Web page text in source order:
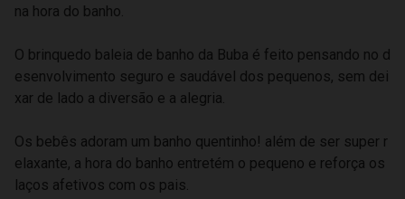
na hora do banho.
O brinquedo baleia de banho da Buba é feito pensando no d
esenvolvimento seguro e saudável dos pequenos, sem dei
xar de lado a diversão e a alegria.
Os bebês adoram um banho quentinho! além de ser super r
elaxante, a hora do banho entretém o pequeno e reforça os
laços afetivos com os pais.